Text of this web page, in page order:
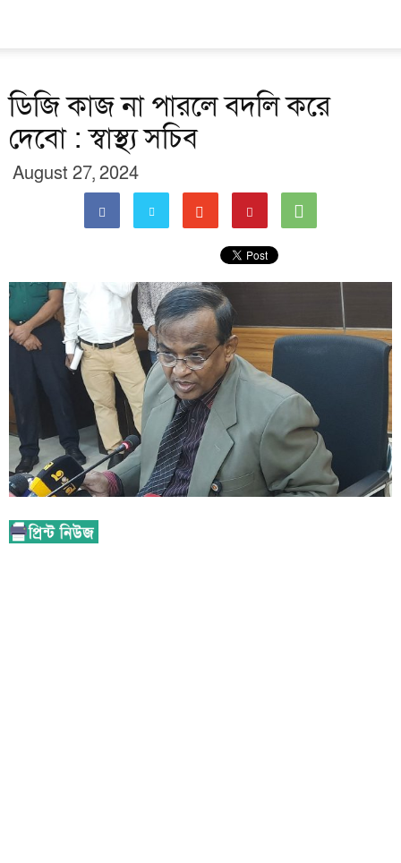
ডিজি কাজ না পারলে বদলি করে
দেবো : স্বাস্থ্য সচিব
August 27, 2024